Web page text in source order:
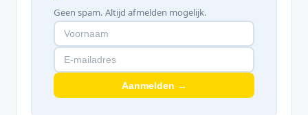
Geen spam. Altijd afmelden mogelijk.
Aanmelden →